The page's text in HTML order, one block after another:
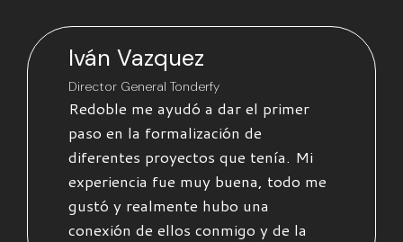
Iván Vazquez
Director General Tonderfy
Redoble me ayudó a dar el primer
paso en la formalización de
diferentes proyectos que tenía. Mi
experiencia fue muy buena, todo me
gustó y realmente hubo una
conexión de ellos conmigo y de la